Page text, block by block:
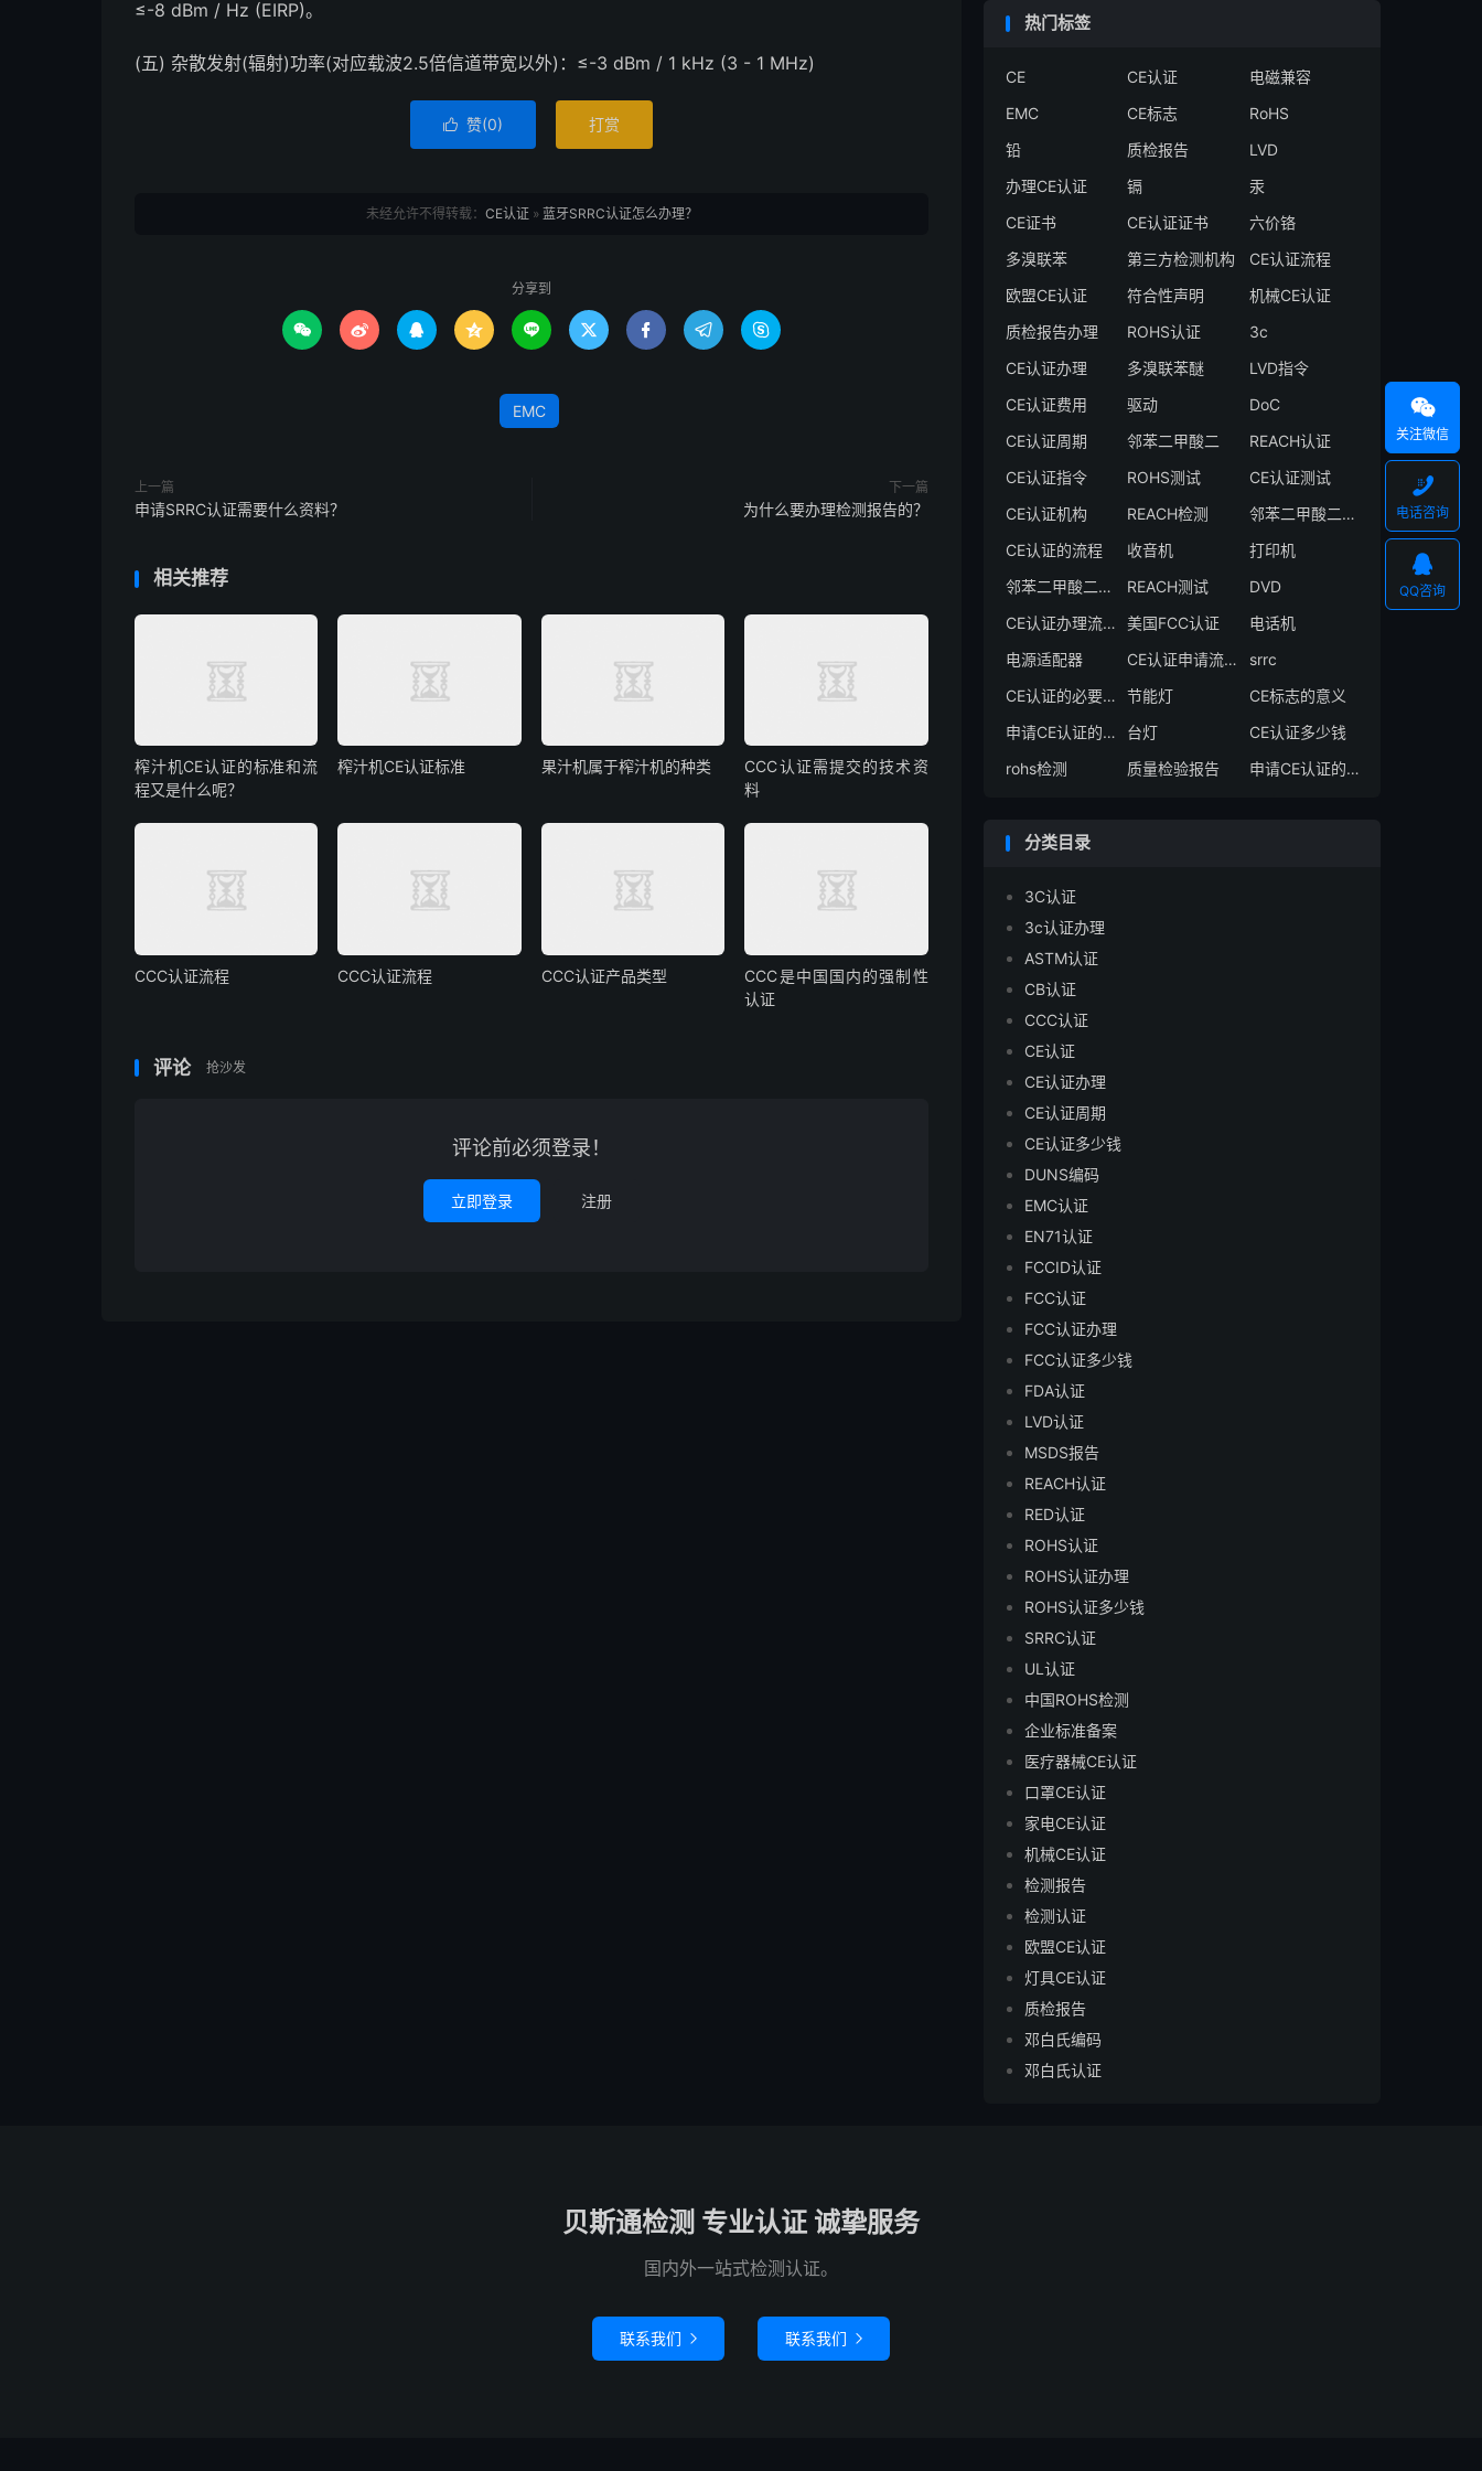
≤-8 dBm / Hz (EIRP)。
(五) 杂散发射(辐射)功率(对应载波2.5倍信道带宽以外)：≤-3 dBm / 1 kHz (3 - 1 MHz)
 赞(0) 打赏
未经允许不得转载： CE认证» 蓝牙SRRC认证怎么办理？
分享到
        
EMC
上一篇
申请SRRC认证需要什么资料？
下一篇
为什么要办理检测报告的？
相关推荐
榨汁机CE认证的标准和流
程又是什么呢？
榨汁机CE认证标准 果汁机属于榨汁机的种类
CCC认证需提交的技术资
料
CCC认证流程 CCC认证流程 CCC认证产品类型
CCC是中国国内的强制性
认证
评论 抢沙发
评论前必须登录！
立即登录 注册
热门标签
CE CE认证
电磁兼容
EMC
CE标志
RoHS
铅
质检报告
LVD
办理CE认证
镉
汞
CE证书
CE认证证书
六价铬
多溴联苯
第三方检测机构
CE认证流程
欧盟CE认证
符合性声明
机械CE认证
质检报告办理
ROHS认证
3c
CE认证办理
多溴联苯醚
LVD指令
CE认证费用
驱动
DoC
CE认证周期
邻苯二甲酸二
REACH认证
CE认证指令
ROHS测试
CE认证测试
CE认证机构
REACH检测
邻苯二甲酸二异丁酯
CE认证的流程
收音机
打印机
邻苯二甲酸二丁酯
REACH测试
DVD
CE认证办理流程
美国FCC认证
电话机
电源适配器
CE认证申请流程
srrc
CE认证的必要性
节能灯
CE标志的意义
申请CE认证的必要性
台灯
CE认证多少钱
rohs检测
质量检验报告 申请CE认证的好处
分类目录
3C认证
3c认证办理
ASTM认证
CB认证
CCC认证
CE认证
CE认证办理
CE认证周期
CE认证多少钱
DUNS编码
EMC认证
EN71认证
FCCID认证
FCC认证
FCC认证办理
FCC认证多少钱
FDA认证
LVD认证
MSDS报告
REACH认证
RED认证
ROHS认证
ROHS认证办理
ROHS认证多少钱
SRRC认证
UL认证
中国ROHS检测
企业标准备案
医疗器械CE认证
口罩CE认证
家电CE认证
机械CE认证
检测报告
检测认证
欧盟CE认证
灯具CE认证
质检报告
邓白氏编码
邓白氏认证
贝斯通检测 专业认证 诚挚服务
国内外一站式检测认证。
联系我们  联系我们 

关注微信

电话咨询

QQ咨询